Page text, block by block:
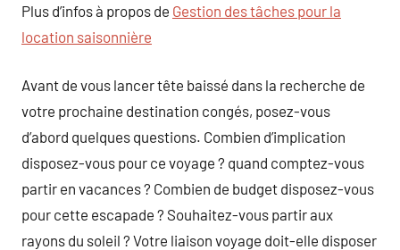
Plus d’infos à propos de Gestion des tâches pour la
location saisonnière
Avant de vous lancer tête baissé dans la recherche de
votre prochaine destination congés, posez-vous
d’abord quelques questions. Combien d’implication
disposez-vous pour ce voyage ? quand comptez-vous
partir en vacances ? Combien de budget disposez-vous
pour cette escapade ? Souhaitez-vous partir aux
rayons du soleil ? Votre liaison voyage doit-elle disposer